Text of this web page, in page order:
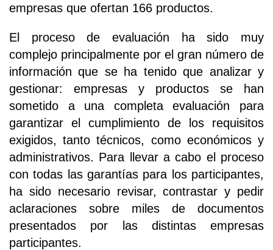
empresas que ofertan 166 productos.
El proceso de evaluación ha sido muy
complejo principalmente por el gran número de
información que se ha tenido que analizar y
gestionar: empresas y productos se han
sometido a una completa evaluación para
garantizar el cumplimiento de los requisitos
exigidos, tanto técnicos, como económicos y
administrativos. Para llevar a cabo el proceso
con todas las garantías para los participantes,
ha sido necesario revisar, contrastar y pedir
aclaraciones sobre miles de documentos
presentados por las distintas empresas
participantes.